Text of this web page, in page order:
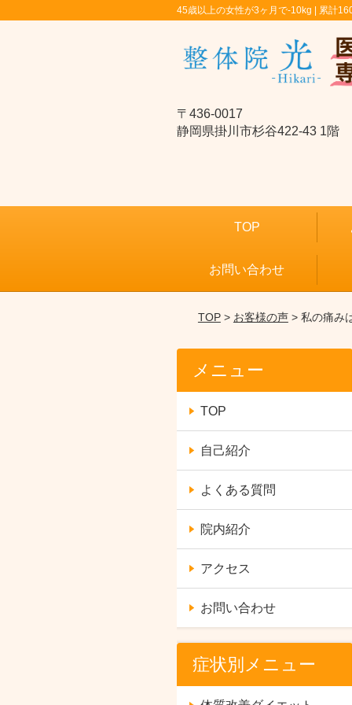
45歳以上の女性が3ヶ月で-10kg | 累計
〒436-0017
静岡県掛川市杉谷422-43 1階
TOP
お問い合わせ
TOP> お客様の声> 私の痛み
メニュー
TOP
自己紹介
よくある質問
院内紹介
アクセス
お問い合わせ
症状別メニュー